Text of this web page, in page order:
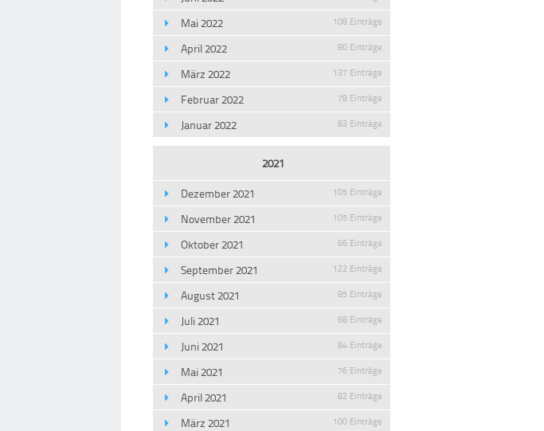
Mai 2022 108 Einträge
April 2022 80 Einträge
März 2022 137 Einträge
Februar 2022 78 Einträge
Januar 2022 83 Einträge
2021
Dezember 2021
105 Einträge
November 2021 105 Einträge
Oktober 2021 66 Einträge
September 2021 122 Einträge
August 2021 85 Einträge
Juli 2021 68 Einträge
Juni 2021 84 Einträge
Mai 2021 76 Einträge
April 2021 82 Einträge
März 2021 100 Einträge